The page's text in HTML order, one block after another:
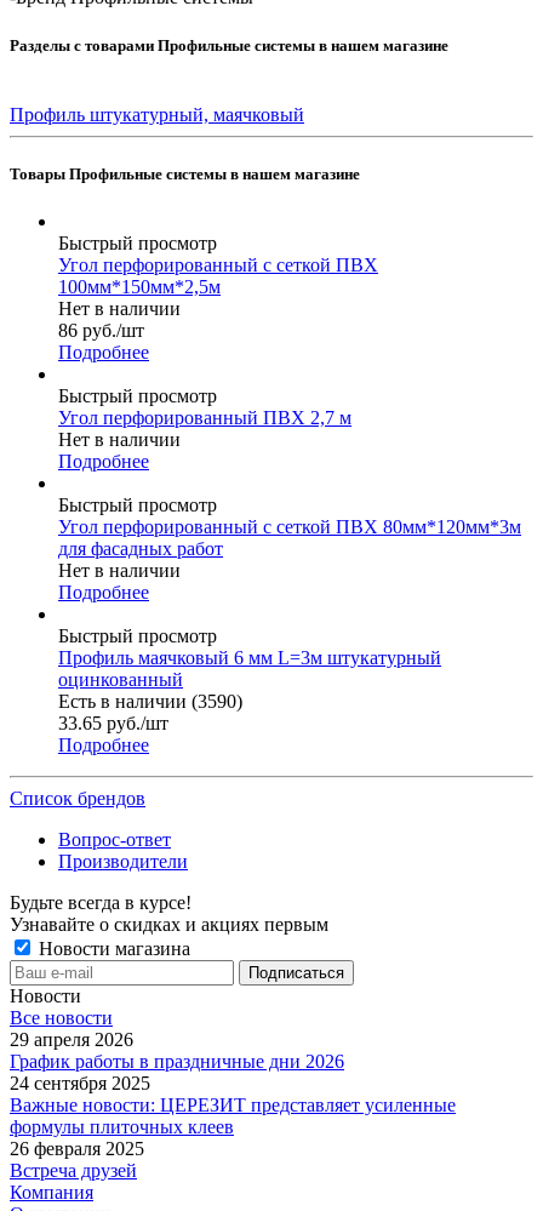
Разделы с товарами Профильные системы в нашем магазине
Профиль штукатурный, маячковый
Товары Профильные системы в нашем магазине
Быстрый просмотр
Угол перфорированный с сеткой ПВХ
100мм*150мм*2,5м
Нет в наличии
86 руб./шт
Подробнее
Быстрый просмотр
Угол перфорированный ПВХ 2,7 м
Нет в наличии
Подробнее
Быстрый просмотр
Угол перфорированный с сеткой ПВХ 80мм*120мм*3м
для фасадных работ
Нет в наличии
Подробнее
Быстрый просмотр
Профиль маячковый 6 мм L=3м штукатурный
оцинкованный
Есть в наличии (3590)
33.65 руб./шт
Подробнее
Список брендов
Вопрос-ответ
Производители
Будьте всегда в курсе!
Узнавайте о скидках и акциях первым
Новости магазина
Новости
Все новости
29 апреля 2026
График работы в праздничные дни 2026
24 сентября 2025
Важные новости: ЦЕРЕЗИТ представляет усиленные
формулы плиточных клеев
26 февраля 2025
Встреча друзей
Компания